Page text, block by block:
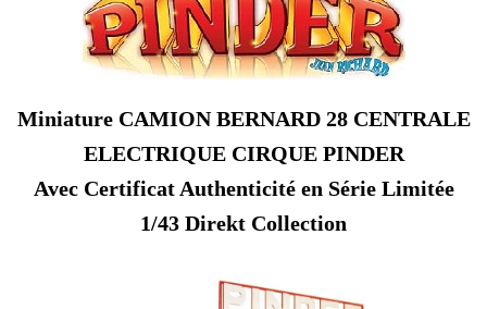
Miniature CAMION BERNARD 28 CENTRALE
ELECTRIQUE CIRQUE PINDER
Avec Certificat Authenticité en Série Limitée
1/43 Direkt Collection